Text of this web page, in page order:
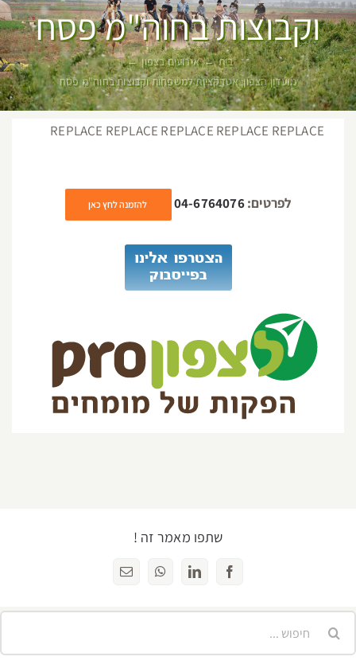
וקבוצות בחוה"מ פסח
בית
אירועים בצפון
מועדון הצפון: אטרקציות למשפחות וקבוצות בחוה"מ פסח
REPLACE REPLACE REPLACE REPLACE REPLACE
לפרטים:04-6764076 להזמנה לחץ כאן
שתפו מאמר זה !
Facebook
LinkedIn
WhatsAppכתובת